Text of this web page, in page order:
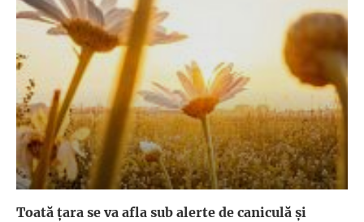
Toată țara se va afla sub alerte de caniculă și